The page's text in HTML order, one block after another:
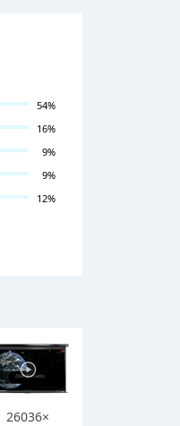
54%
16%
9%
9%
12%
26036×